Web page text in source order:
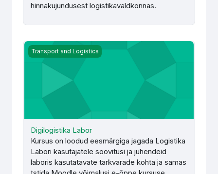
hinnakujundusest logistikavaldkonnas.
Digilogistika Labor
Transport and Logistics
Digilogistika Labor
Kursus on loodud eesmärgiga jagada Logistika
Labori kasutajatele soovitusi ja juhendeid
laboris kasutatavate tarkvarade kohta ja samas